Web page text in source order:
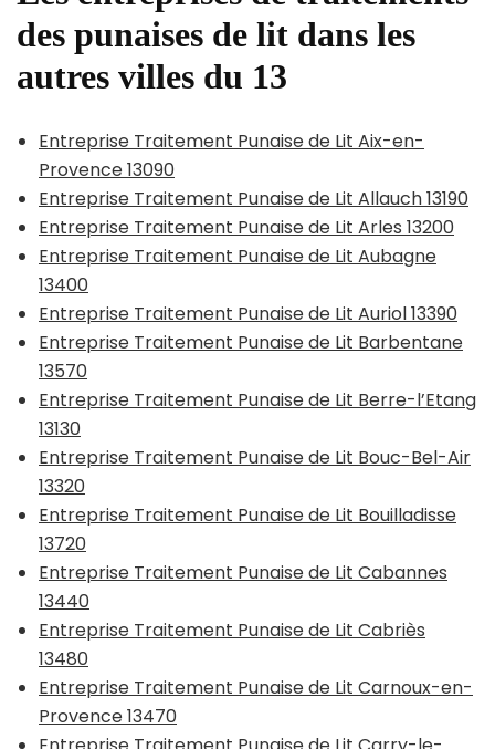
des punaises de lit dans les
autres villes du 13
Entreprise Traitement Punaise de Lit Aix-en-
Provence 13090
Entreprise Traitement Punaise de Lit Allauch 13190
Entreprise Traitement Punaise de Lit Arles 13200
Entreprise Traitement Punaise de Lit Aubagne
13400
Entreprise Traitement Punaise de Lit Auriol 13390
Entreprise Traitement Punaise de Lit Barbentane
13570
Entreprise Traitement Punaise de Lit Berre-l’Etang
13130
Entreprise Traitement Punaise de Lit Bouc-Bel-Air
13320
Entreprise Traitement Punaise de Lit Bouilladisse
13720
Entreprise Traitement Punaise de Lit Cabannes
13440
Entreprise Traitement Punaise de Lit Cabriès
13480
Entreprise Traitement Punaise de Lit Carnoux-en-
Provence 13470